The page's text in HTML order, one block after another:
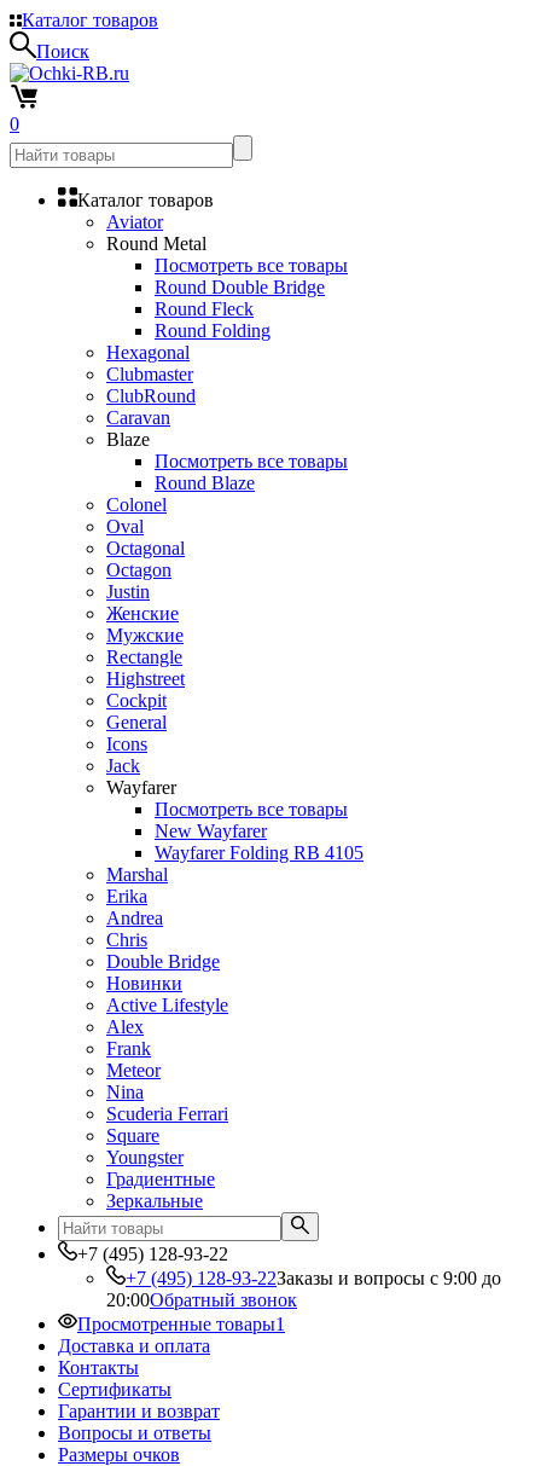
Каталог товаров
Поиск
0
Каталог товаров
Aviator
Round Metal
Посмотреть все товары
Round Double Bridge
Round Fleck
Round Folding
Hexagonal
Clubmaster
ClubRound
Caravan
Blaze
Посмотреть все товары
Round Blaze
Colonel
Oval
Octagonal
Octagon
Justin
Женские
Мужские
Rectangle
Highstreet
Cockpit
General
Icons
Jack
Wayfarer
Посмотреть все товары
New Wayfarer
Wayfarer Folding RB 4105
Marshal
Erika
Andrea
Chris
Double Bridge
Новинки
Active Lifestyle
Alex
Frank
Meteor
Nina
Scuderia Ferrari
Square
Youngster
Градиентные
Зеркальные
+7 (495) 128-93-22
+7 (495) 128-93-22Заказы и вопросы с 9:00 до
20:00Обратный звонок
Просмотренные товары1
Доставка и оплата
Контакты
Сертификаты
Гарантии и возврат
Вопросы и ответы
Размеры очков